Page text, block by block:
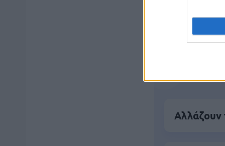
Αλλάζουν